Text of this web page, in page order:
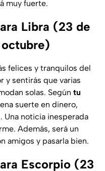
muy fuerte.
Libra (23 de
felices y tranquilos del
y sentirás que varias
solas. Según tu
suerte en dinero,
Una noticia inesperada
Además, será un
amigos y pasarla bien.
Escorpio (23